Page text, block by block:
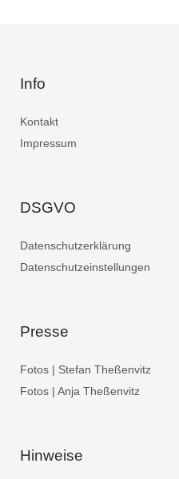
Info
Kontakt
Impressum
DSGVO
Datenschutzerklärung
Datenschutzeinstellungen
Presse
Fotos | Stefan Theßenvitz
Fotos | Anja Theßenvitz
Hinweise